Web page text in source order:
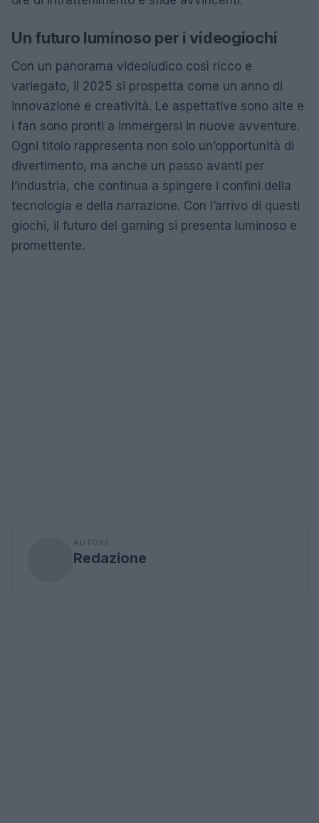
Un futuro luminoso per i videogiochi
Con un panorama videoludico così ricco e
variegato, il 2025 si prospetta come un anno di
innovazione e creatività. Le aspettative sono alte e
i fan sono pronti a immergersi in nuove avventure.
Ogni titolo rappresenta non solo un’opportunità di
divertimento, ma anche un passo avanti per
l’industria, che continua a spingere i confini della
tecnologia e della narrazione. Con l’arrivo di questi
giochi, il futuro del gaming si presenta luminoso e
promettente.
AUTORE
Redazione